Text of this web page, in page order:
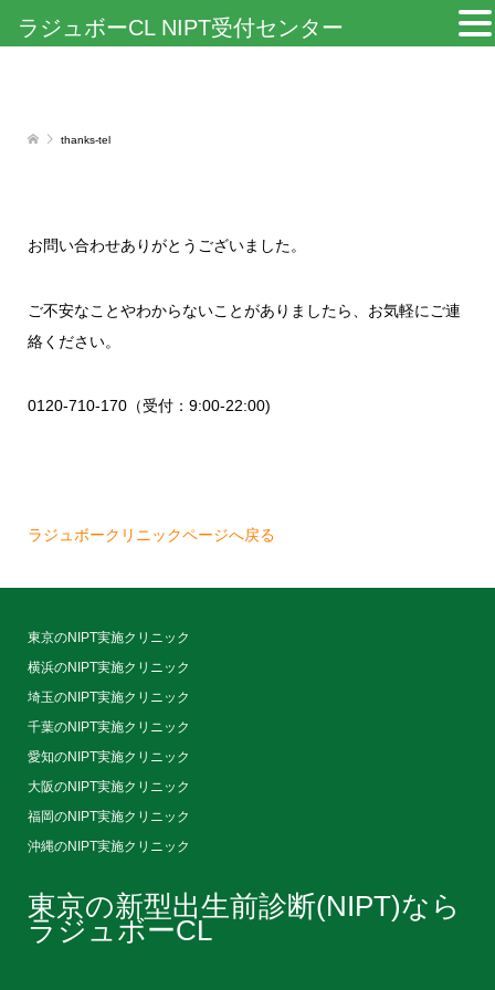
thanks-tel
お問い合わせありがとうございました。
ご不安なことやわからないことがありましたら、お気軽にご連
絡ください。
0120-710-170（受付：9:00-22:00)
ラジュボークリニックページへ戻る
東京のNIPT実施クリニック
横浜のNIPT実施クリニック
埼玉のNIPT実施クリニック
千葉のNIPT実施クリニック
愛知のNIPT実施クリニック
大阪のNIPT実施クリニック
福岡のNIPT実施クリニック
沖縄のNIPT実施クリニック
東京の新型出生前診断(NIPT)なら
ラジュボーCL
ラジュボーCL NIPT受付センター